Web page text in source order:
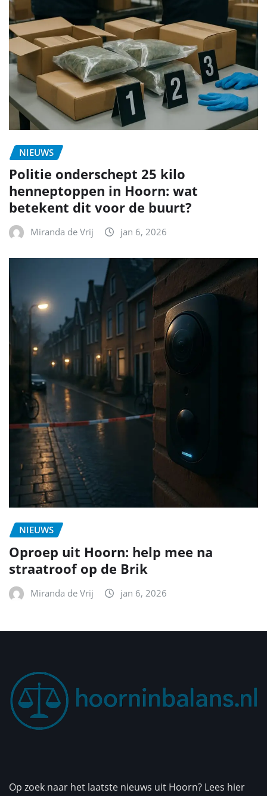
NIEUWS
Politie onderschept 25 kilo
henneptoppen in Hoorn: wat
betekent dit voor de buurt?
Miranda de Vrij jan 6, 2026
NIEUWS
Oproep uit Hoorn: help mee na
straatroof op de Brik
Miranda de Vrij jan 6, 2026
Op zoek naar het laatste nieuws uit Hoorn? Lees hier